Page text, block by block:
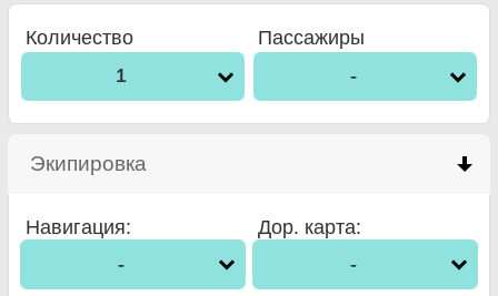
Количество
1
Пассажиры
-
Экипировка
Навигация:
-
Дор. карта:
-